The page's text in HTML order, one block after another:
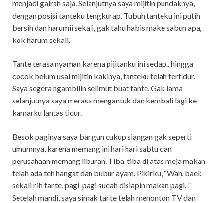
menjadi gairah saja. Selanjutnya saya mijitin pundaknya,
dengan posisi tanteku tengkurap. Tubuh tanteku ini putih
bersih dan harumii sekali, gak tahu habis make sabun apa,
kok harum sekali.
Tante terasa nyaman karena pijitanku ini sedap.. hingga
cocok belum usai mijitin kakinya, tanteku telah tertidur.
Saya segera ngambilin selimut buat tante. Gak lama
selanjutnya saya merasa mengantuk dan kembali lagi ke
kamarku lantas tidur.
Besok paginya saya bangun cukup siangan gak seperti
umumnya, karena memang ini hari hari sabtu dan
perusahaan memang liburan. Tiba-tiba di atas meja makan
telah ada teh hangat dan bubur ayam. Pikirku, “Wah, baek
sekali nih tante, pagi-pagi sudah disiapin makan pagi. ”
Setelah mandi, saya simak tante telah menonton TV dan